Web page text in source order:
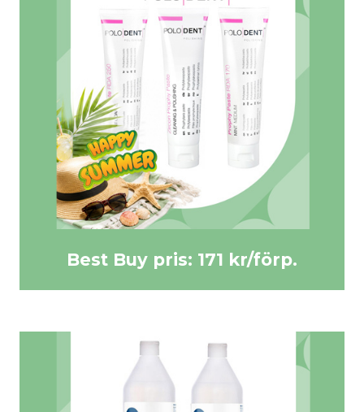
KÖP HÄR >>
Best Buy pris: 171 kr/förp.
Best Buy pris: 171 kr/förp.
KÖP HÄR >>